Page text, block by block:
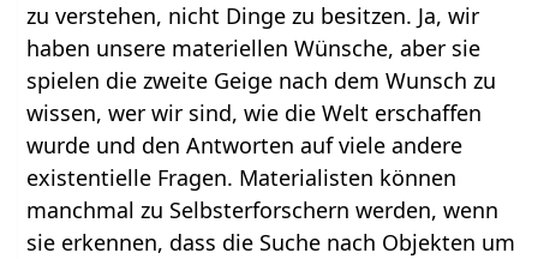
zu verstehen, nicht Dinge zu besitzen. Ja, wir
haben unsere materiellen Wünsche, aber sie
spielen die zweite Geige nach dem Wunsch zu
wissen, wer wir sind, wie die Welt erschaffen
wurde und den Antworten auf viele andere
existentielle Fragen. Materialisten können
manchmal zu Selbsterforschern werden, wenn
sie erkennen, dass die Suche nach Objekten um